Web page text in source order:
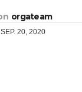
orgateam
SEP. 20, 2020